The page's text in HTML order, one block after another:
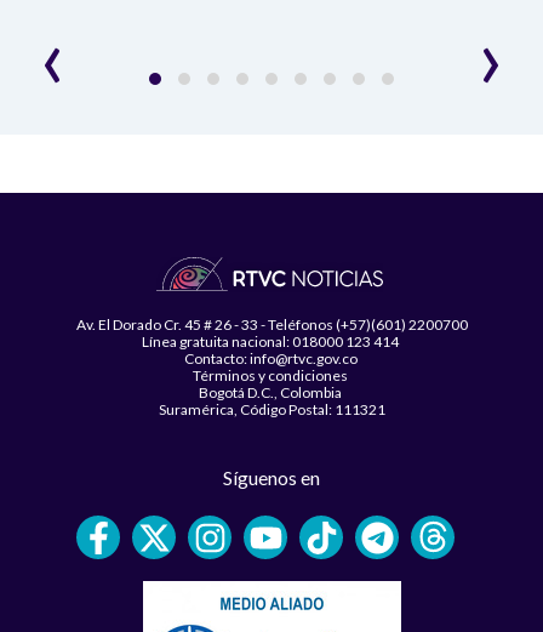
‹ ›
Av. El Dorado Cr. 45 # 26 - 33 - Teléfonos (+57)(601) 2200700
Línea gratuita nacional: 018000 123 414
Contacto: info@rtvc.gov.co
Términos y condiciones
Bogotá D.C., Colombia
Suramérica, Código Postal: 111321
Síguenos en